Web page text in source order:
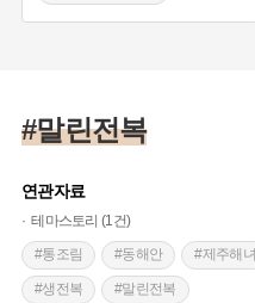
#홍천 3대 대첩 #홍천군
#말린전복
연관자료
테마스토리 (1건)
#통조림
#동해안 #제주해녀
#생전복 #말린전복